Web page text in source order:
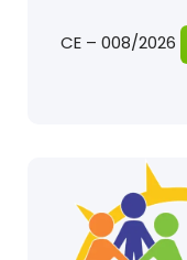
CE – 008/2026